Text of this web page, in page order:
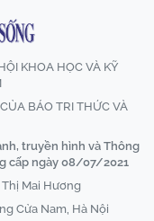
KHOA HỌC VÀ KỸ
BÁO TRI THỨC VÀ
truyền hình và Thông
cấp ngày 08/07/2021
Mai Hương
Cửa Nam, Hà Nội